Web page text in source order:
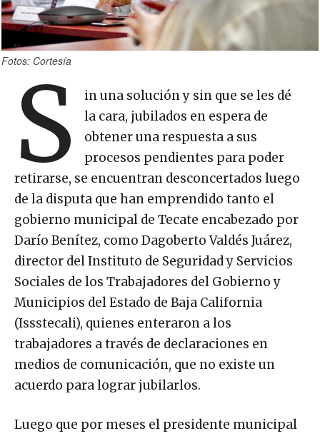
Fotos: Cortesía
S
in una solución y sin que se les dé
la cara, jubilados en espera de
obtener una respuesta a sus
procesos pendientes para poder
retirarse, se encuentran desconcertados luego
de la disputa que han emprendido tanto el
gobierno municipal de Tecate encabezado por
Darío Benítez, como Dagoberto Valdés Juárez,
director del Instituto de Seguridad y Servicios
Sociales de los Trabajadores del Gobierno y
Municipios del Estado de Baja California
(Issstecali), quienes enteraron a los
trabajadores a través de declaraciones en
medios de comunicación, que no existe un
acuerdo para lograr jubilarlos.
Luego que por meses el presidente municipal